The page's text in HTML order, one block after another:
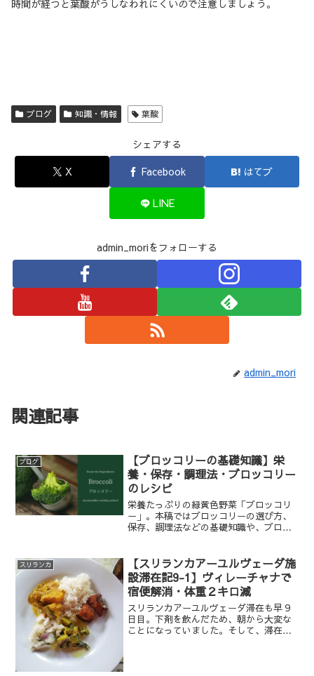
時間が経つと葉酸がうしなわれにくいので注意しましょう。
ブログ 知識・情報 葉酸
シェアする
X
Facebook はてブ
LINE
admin_moriをフォローする
admin_mori
関連記事
ブログ
【ブロッコリーの基礎知識】栄
養・保存・調理法・ブロッコリー
のレシピ
栄養たっぷりの緑黄色野菜「ブロッコリ
ー」。本稿ではブロッコリーの選び方、
保存、調理法などの基礎知識や、ブロッ
スリランカ
【スリランカアーユルヴェーダ施
設滞在記9-1】ヴィレーチャナで
宿便解消・体重２キロ減
スリランカアーユルヴェーダ滞在も早９
日目。下剤を飲んだため、朝から大変な
ことになっていました。そして、滞在９